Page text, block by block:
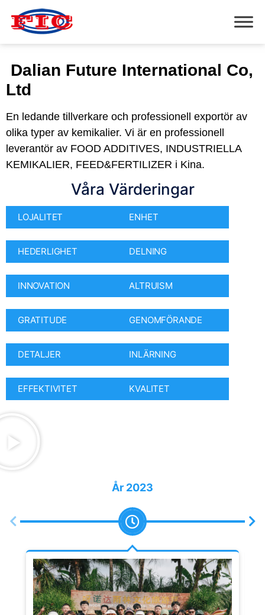
Dalian Future International Co,
Ltd
En ledande tillverkare och professionell exportör av
olika typer av kemikalier. Vi är en professionell
leverantör av FOOD ADDITIVES, INDUSTRIELLA
KEMIKALIER, FEED&FERTILIZER i Kina.
Våra Värderingar
LOJALITET ENHET
HEDERLIGHET DELNING
INNOVATION ALTRUISM
GRATITUDE GENOMFÖRANDE
DETALJER INLÄRNING
EFFEKTIVITET KVALITET
År 2023